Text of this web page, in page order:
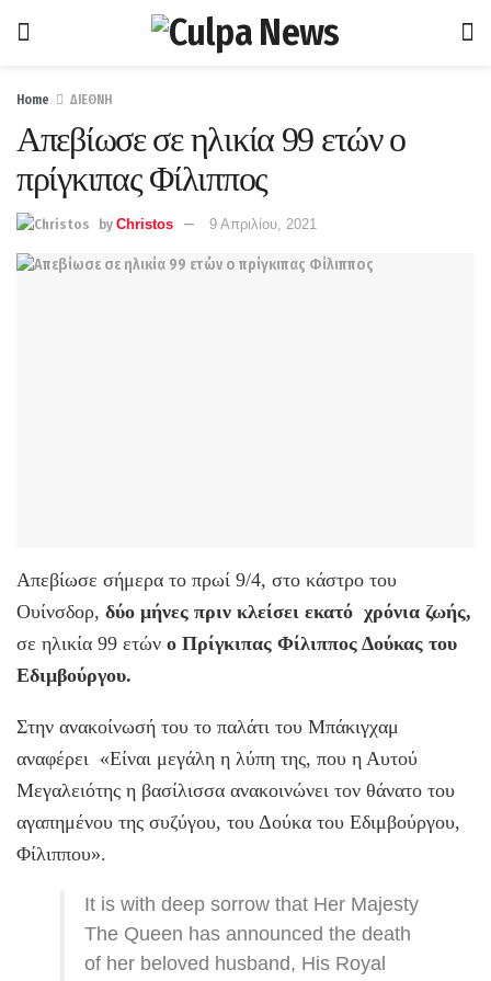
Home ΔΙΕΘΝΗ
Απεβίωσε σε ηλικία 99 ετών ο
πρίγκιπας Φίλιππος
by Christos 9 Απριλίου, 2021
Απεβίωσε σήμερα το πρωί 9/4, στο κάστρο του
Ουίνσδορ, δύο μήνες πριν κλείσει εκατό χρόνια ζωής,
σε ηλικία 99 ετών ο Πρίγκιπας Φίλιππος Δούκας του
Εδιμβούργου.
Στην ανακοίνωσή του το παλάτι του Μπάκιγχαμ
αναφέρει «Είναι μεγάλη η λύπη της, που η Αυτού
Μεγαλειότης η βασίλισσα ανακοινώνει τον θάνατο του
αγαπημένου της συζύγου, του Δούκα του Εδιμβούργου,
Φίλιππου».
It is with deep sorrow that Her Majesty
The Queen has announced the death
of her beloved husband, His Royal